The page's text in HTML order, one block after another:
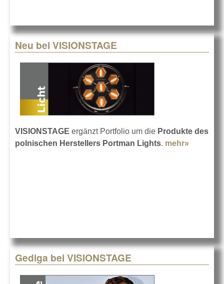
Neu bei VISIONSTAGE
VISIONSTAGE ergänzt Portfolio um die Produkte des
polnischen Herstellers Portman Lights. mehr»
Gediga bei VISIONSTAGE